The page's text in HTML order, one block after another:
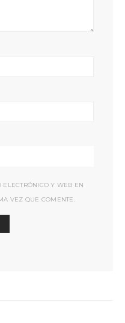
Y WEB EN
VEZ QUE COMENTE.